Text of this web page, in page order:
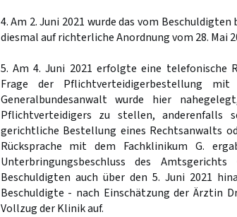
4. Am 2. Juni 2021 wurde das vom
diesmal auf richterliche Anordnung vom 28. Mai
5. Am 4. Juni 2021 erfolgte eine telefonische
Frage der Pflichtverteidigerbestellung mit
Generalbundesanwalt wurde hier
Pflichtverteidigers zu stellen, anderenfalls
gerichtliche Bestellung eines Rechtsanwalts
Rücksprache mit dem Fachklinikum G.
Unterbringungsbeschluss des
Beschuldigten auch über den 5. Juni 2021
Beschuldigte - nach Einschätzung der Ärztin
Vollzug der Klinik auf.